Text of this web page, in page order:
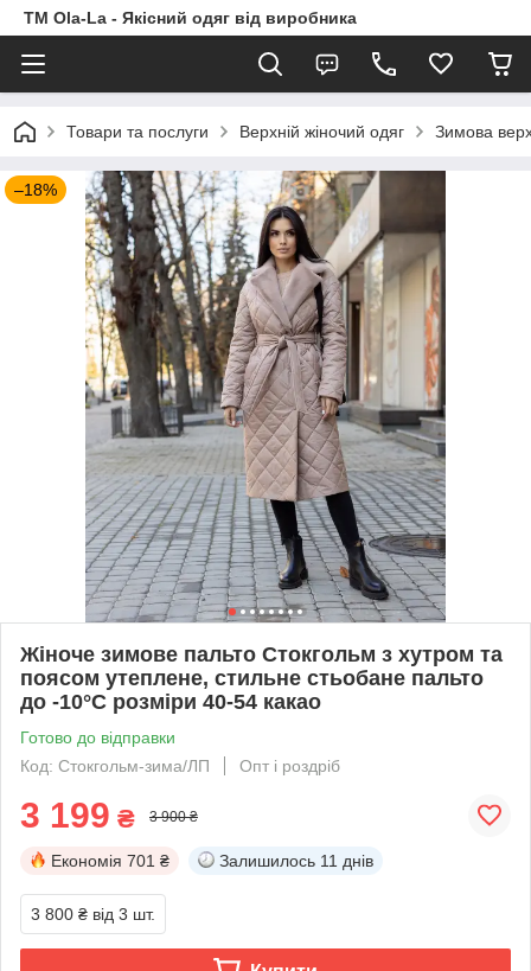
TM Ola-La - Якісний одяг від виробника
Товари та послуги Верхній жіночий одяг Зимова
–18%
Жіноче зимове пальто Стокгольм з хутром та
поясом утеплене, стильне стьобане пальто
до -10°C розміри 40-54 какао
Готово до відправки
Код: Стокгольм-зима/ЛП
Опт і роздріб
3 199 ₴ 3 900 ₴
Економія 701 ₴ Залишилось 11 днів
3 800 ₴ від 3 шт.